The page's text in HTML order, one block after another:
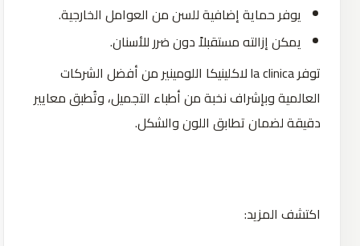
يوفر حماية إضافية للسن من العوامل الخارجية.
يمكن إزالته مستقبلاً دون ضرر للأسنان.
توفر la clinica لاكلينيكا اللومينير من أفضل الشركات
العالمية وبإشراف نخبة من أطباء التجميل، وتُطبق معايير
دقيقة لضمان تطابق اللون والشكل.
اكتشف المزيد: